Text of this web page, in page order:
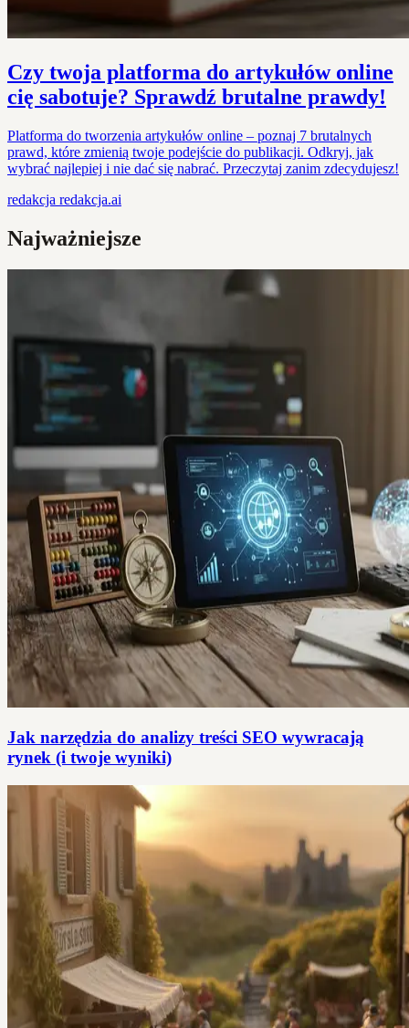
Czy twoja platforma do artykułów online
cię sabotuje? Sprawdź brutalne prawdy!
Platforma do tworzenia artykułów online – poznaj 7 brutalnych
prawd, które zmienią twoje podejście do publikacji. Odkryj, jak
wybrać najlepiej i nie dać się nabrać. Przeczytaj zanim zdecydujesz!
redakcja redakcja.ai
Najważniejsze
Jak narzędzia do analizy treści SEO wywracają
rynek (i twoje wyniki)